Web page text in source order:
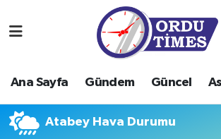
Ana Sayfa Gündem Güncel
Atabey Hava Durumu
Gündem
Güncel
Ordu Nöbetçi Eczaneler
Ordu Hava Durumu
Ordu Namaz Vakitleri